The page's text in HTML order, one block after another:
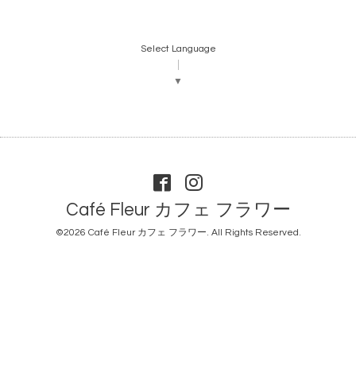
Select Language
▼
Café Fleur カフェ フラワー
©2026 Café Fleur カフェ フラワー. All Rights Reserved.